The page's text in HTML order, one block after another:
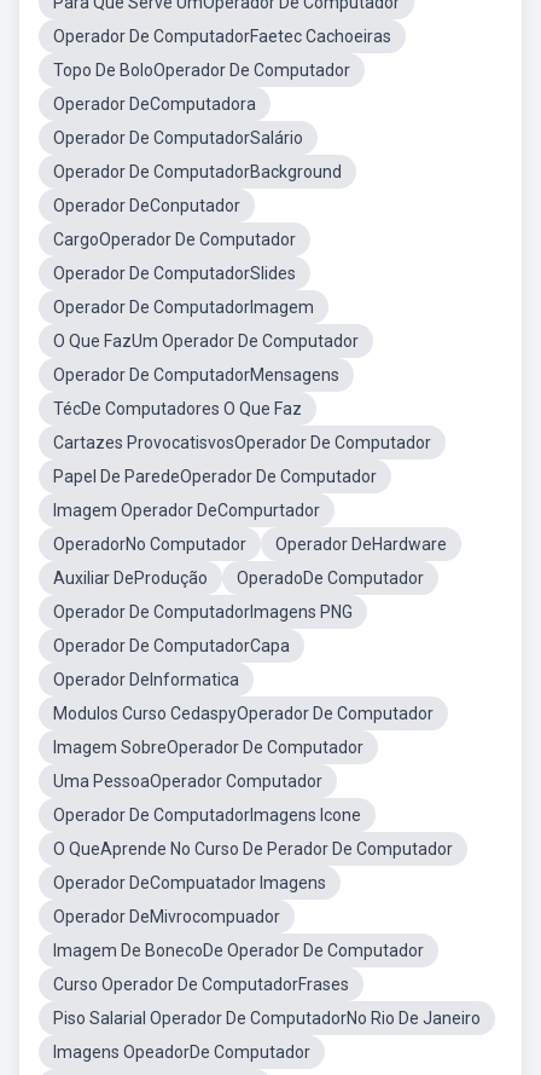
Operador De ComputadorFaetec Cachoeiras
Topo De BoloOperador De Computador
Operador DeComputadora
Operador De ComputadorSalário
Operador De ComputadorBackground
Operador DeConputador
CargoOperador De Computador
Operador De ComputadorSlides
Operador De ComputadorImagem
O Que FazUm Operador De Computador
Operador De ComputadorMensagens
TécDe Computadores O Que Faz
Cartazes ProvocatisvosOperador De Computador
Papel De ParedeOperador De Computador
Imagem Operador DeCompurtador
OperadorNo Computador
Operador DeHardware
Auxiliar DeProdução
OperadoDe Computador
Operador De ComputadorImagens PNG
Operador De ComputadorCapa
Operador DeInformatica
Modulos Curso CedaspyOperador De Computador
Imagem SobreOperador De Computador
Uma PessoaOperador Computador
Operador De ComputadorImagens Icone
O QueAprende No Curso De Perador De Computador
Operador DeCompuatador Imagens
Operador DeMivrocompuador
Imagem De BonecoDe Operador De Computador
Curso Operador De ComputadorFrases
Piso Salarial Operador De ComputadorNo Rio De Janeiro
Imagens OpeadorDe Computador